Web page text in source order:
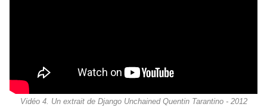
Vidéo 4. Un extrait de Django Unchained Quentin Tarantino - 2012